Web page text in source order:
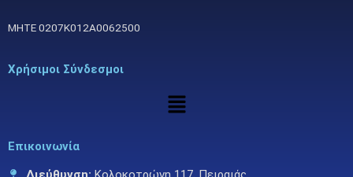
ΜΗΤΕ 0207Κ012Α0062500
Χρήσιμοι Σύνδεσμοι
Μενού
Επικοινωνία